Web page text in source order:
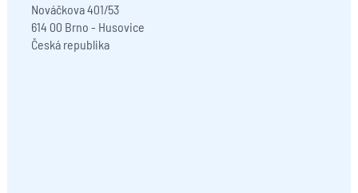
Nováčkova 401/53
614 00 Brno - Husovice
Česká republika